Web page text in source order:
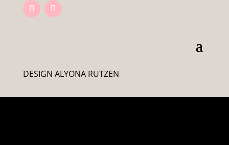
DESIGN ALYONA RUTZEN